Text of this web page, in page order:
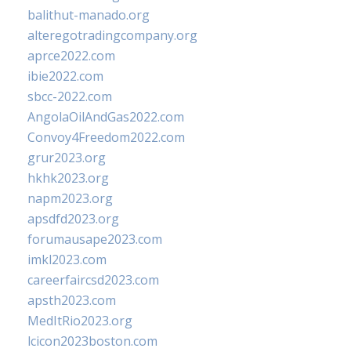
balithut-manado.org
alteregotradingcompany.org
aprce2022.com
ibie2022.com
sbcc-2022.com
AngolaOilAndGas2022.com
Convoy4Freedom2022.com
grur2023.org
hkhk2023.org
napm2023.org
apsdfd2023.org
forumausape2023.com
imkl2023.com
careerfaircsd2023.com
apsth2023.com
MedItRio2023.org
lcicon2023boston.com